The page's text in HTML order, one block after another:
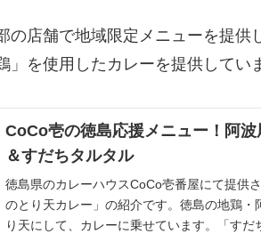
の店舗で地域限定メニューを提供
を使用したカレーを提供してい
CoCo壱の徳島応援メニュー！阿
＆すだちタルタル
徳島県のカレーハウスCoCo壱番屋にて提供
のとり天カレー」の紹介です。徳島の地鶏・
り天にして、カレーに乗せています。「す